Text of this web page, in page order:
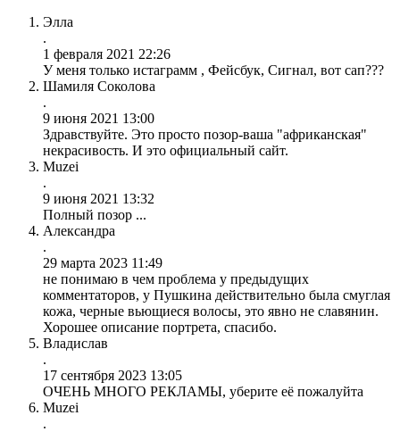
Элла
.
1 февраля 2021 22:26
У меня только истаграмм , Фейсбук, Сигнал, вот сап???
Шамиля Соколова
.
9 июня 2021 13:00
Здравствуйте. Это просто позор-ваша "африканская"
некрасивость. И это официальный сайт.
Muzei
.
9 июня 2021 13:32
Полный позор ...
Александра
.
29 марта 2023 11:49
не понимаю в чем проблема у предыдущих
комментаторов, у Пушкина действительно была смуглая
кожа, черные вьющиеся волосы, это явно не славянин.
Хорошее описание портрета, спасибо.
Владислав
.
17 сентября 2023 13:05
ОЧЕНЬ МНОГО РЕКЛАМЫ, уберите еë пожалуйта
Muzei
.